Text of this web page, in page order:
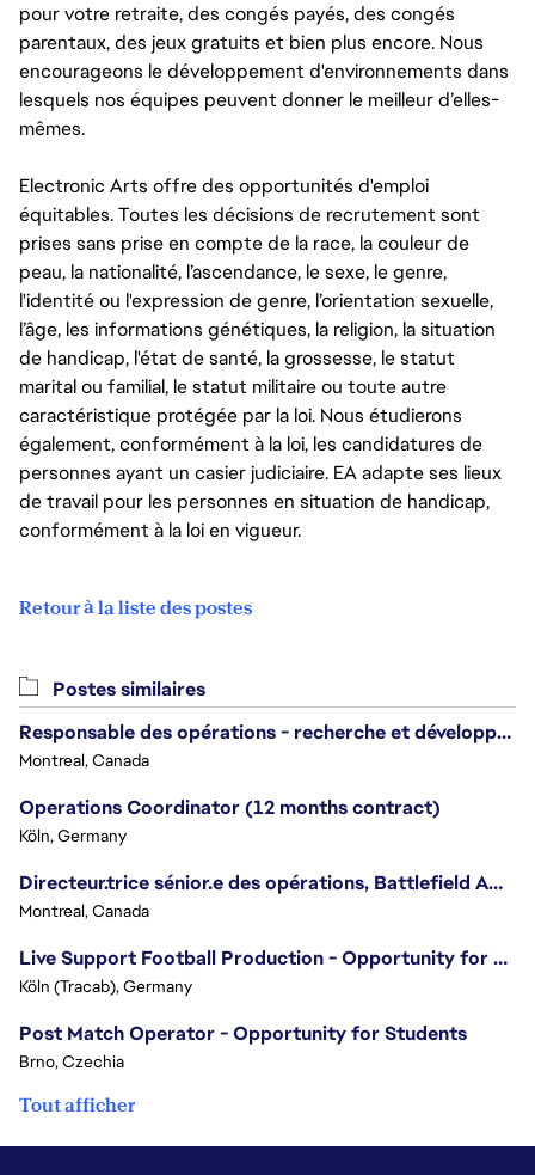
pour votre retraite, des congés payés, des congés
parentaux, des jeux gratuits et bien plus encore. Nous
encourageons le développement d'environnements dans
lesquels nos équipes peuvent donner le meilleur d’elles-
mêmes.
Electronic Arts offre des opportunités d'emploi
équitables. Toutes les décisions de recrutement sont
prises sans prise en compte de la race, la couleur de
peau, la nationalité, l’ascendance, le sexe, le genre,
l'identité ou l'expression de genre, l’orientation sexuelle,
l’âge, les informations génétiques, la religion, la situation
de handicap, l'état de santé, la grossesse, le statut
marital ou familial, le statut militaire ou toute autre
caractéristique protégée par la loi. Nous étudierons
également, conformément à la loi, les candidatures de
personnes ayant un casier judiciaire. EA adapte ses lieux
de travail pour les personnes en situation de handicap,
conformément à la loi en vigueur.
Retour à la liste des postes
Postes similaires
Responsable des opérations - recherche et développement
Montreal, Canada
Operations Coordinator (12 months contract)
Köln, Germany
Directeur.trice sénior.e des opérations, Battlefield Amérique du Nord
Montreal, Canada
Live Support Football Production - Opportunity for Students!
Köln (Tracab), Germany
Post Match Operator - Opportunity for Students
Brno, Czechia
Tout afficher